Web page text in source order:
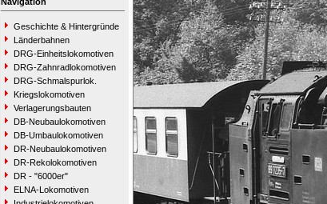
Geschichte & Hintergründe
Länderbahnen
DRG-Einheitslokomotiven
DRG-Zahnradlokomotiven
DRG-Schmalspurlok.
Kriegslokomotiven
Verlagerungsbauten
DB-Neubaulokomotiven
DB-Umbaulokomotiven
DR-Neubaulokomotiven
DR-Rekolokomotiven
DR - "6000er"
ELNA-Lokomotiven